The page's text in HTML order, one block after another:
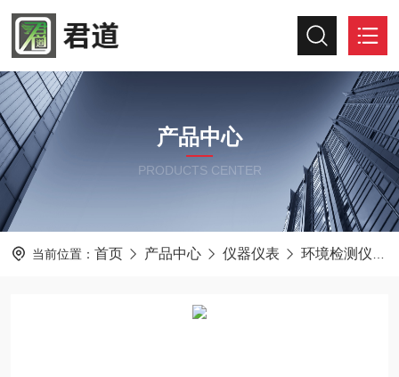
产品中心
PRODUCTS CENTER
当前位置： 首页 产品中心 仪器仪表 环境检测仪器